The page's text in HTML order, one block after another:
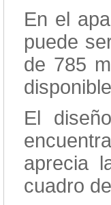
En el
puede
de 785
El
aprecia
cuadro